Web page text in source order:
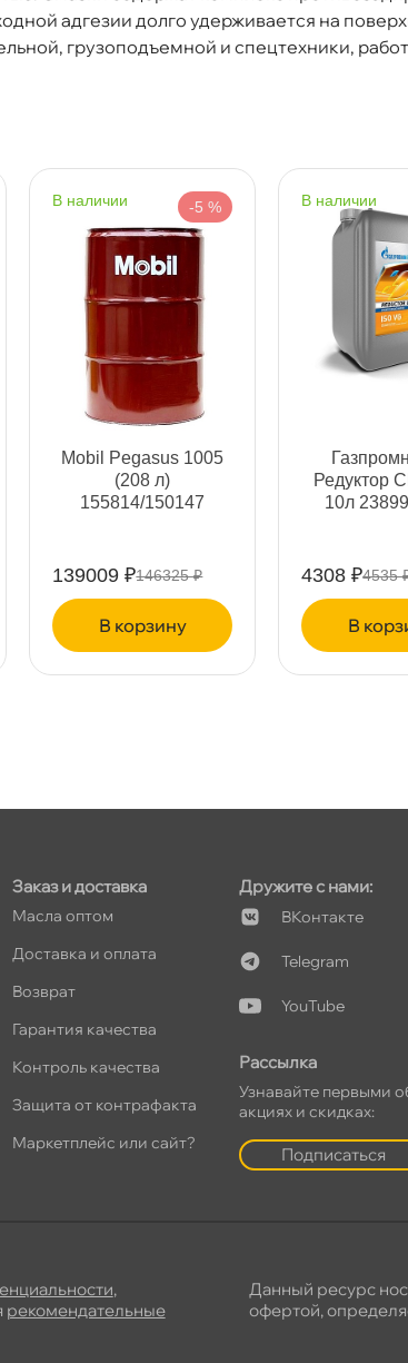
адгезии долго удерживается на
грузоподъемной и спецтехники,
наличии -5 %
Mobil Pegasus 1005
(208 л)
155814/150147
139009 ₽146325 ₽
корзину
наличии
Редуктор
10л
4308 ₽4535
Заказ и доставка
Масла оптом
Доставка и оплата
озврат
Гарантия качества
Контроль качества
Защита от контрафакта
Маркетплейс или сайт?
Дружите с нами:
Контакте
Telegram
YouTube
Рассылка
Узнавайте первыми
акциях и скидках:
Подписаться
,
рекомендательные
Данный ресурс
офертой,